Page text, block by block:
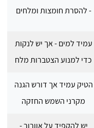
- להסרת חומצות ומלחים
עמיד למים - אך יש לנקות
כדי למנוע הצטברות מלח
הטיק עמיד אך דורש הגנה
מקרני השמש החזקה
יש להקפיד על אוורור -